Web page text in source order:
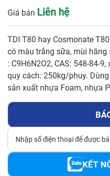
Giá bán Liên hệ
TDI T80 hay Cosmonate
có màu trắng sữa, mùi hăng
: C9H6N2O2, CAS: 548-84-
quy cách: 250kg/phuy.
sản xuất nhựa Foam, nhựa
KẾT
Yêu cầu báo giá
GỬI